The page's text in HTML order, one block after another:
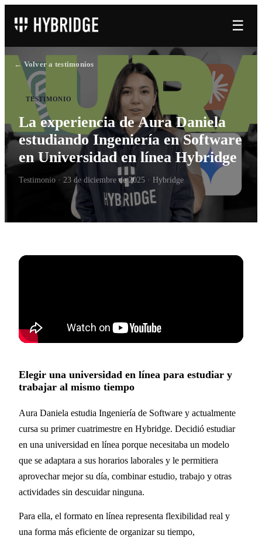
☰
← Volver a testimonios
TESTIMONIO
La experiencia de Aura Daniela
estudiando Ingeniería en Software
en Universidad en línea Hybridge
Testimonio · 23 de diciembre de 2025 · Hybridge
Elegir una universidad en línea para estudiar y
trabajar al mismo tiempo
Aura Daniela estudia Ingeniería de Software y actualmente
cursa su primer cuatrimestre en Hybridge. Decidió estudiar
en una universidad en línea porque necesitaba un modelo
que se adaptara a sus horarios laborales y le permitiera
aprovechar mejor su día, combinar estudio, trabajo y otras
actividades sin descuidar ninguna.
Para ella, el formato en línea representa flexibilidad real y
una forma más eficiente de organizar su tiempo,